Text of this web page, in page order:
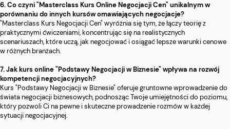
6. Co czyni "Masterclass Kurs Online Negocjacji Cen" unikalnym w
porównaniu do innych kursów omawiających negocjacje?
"Masterclass Kurs Negocjacji Cen" wyróżnia się tym, że łączy teorię z
praktycznymi ćwiczeniami, koncentrując się na realistycznych
scenariuszach, które uczą, jak negocjować i osiągać lepsze warunki cenowe
w różnych branżach.
7. Jak kurs online "Podstawy Negocjacji w Biznesie" wpływa na rozwój
kompetencji negocjacyjnych?
Kurs "Podstawy Negocjacji w Biznesie" oferuje gruntowne wprowadzenie do
świata negocjacji biznesowych, podnosząc Twoje umiejętności do poziomu,
który pozwoli Ci na pewne i skuteczne prowadzenie rozmów w każdej
sytuacji negocjacyjnej.